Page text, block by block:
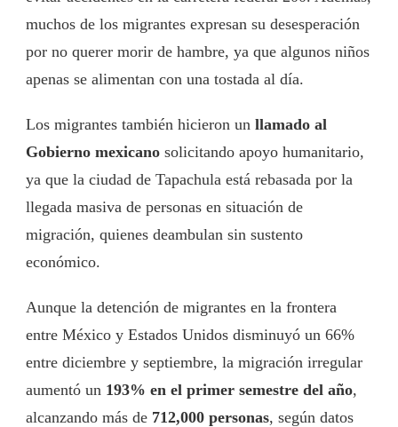
muchos de los migrantes expresan su desesperación
por no querer morir de hambre, ya que algunos niños
apenas se alimentan con una tostada al día.
Los migrantes también hicieron un llamado al
Gobierno mexicano solicitando apoyo humanitario,
ya que la ciudad de Tapachula está rebasada por la
llegada masiva de personas en situación de
migración, quienes deambulan sin sustento
económico.
Aunque la detención de migrantes en la frontera
entre México y Estados Unidos disminuyó un 66%
entre diciembre y septiembre, la migración irregular
aumentó un 193% en el primer semestre del año,
alcanzando más de 712,000 personas, según datos